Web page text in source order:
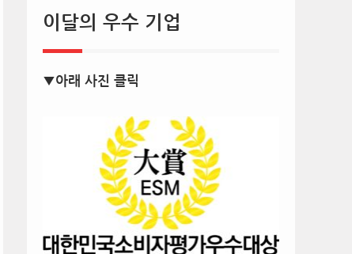
이달의 우수 기업
▼아래 사진 클릭